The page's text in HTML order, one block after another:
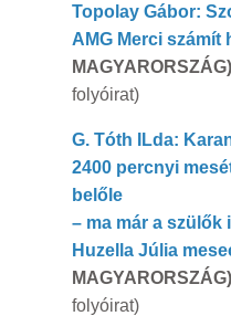
Topolay Gábor:
AMG Merci számít
MAGYARORSZÁG)
folyóirat)
G. Tóth ILda:
2400 percnyi
belőle
– ma már a szülők
Huzella Júlia
MAGYARORSZÁG)
folyóirat)